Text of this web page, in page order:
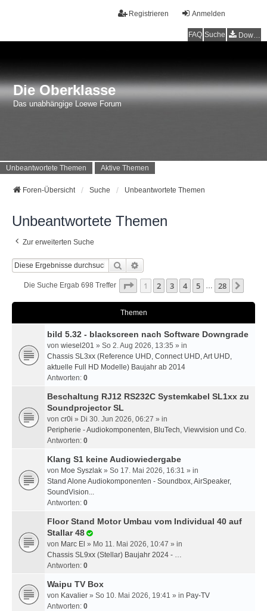
Anmelden
Registrieren
FAQ Suche Downloads
Die Oberklasse
Das unabhängige Loewe Forum
Unbeantwortete Themen Aktive Themen
Foren-Übersicht Suche Unbeantwortete Themen
Unbeantwortete Themen
Zur erweiterten Suche
Suche
Die Suche Ergab 698 Treffer Seite 1Von 28
1 2 3 4 5 … 28
Themen
bild 5.32 - blackscreen nach Software Downgrade
von wiesel201 » So 2. Aug 2026, 13:35 » in
Chassis SL3xx (Reference UHD, Connect UHD, Art UHD,
aktuelle Full HD Modelle) Baujahr ab 2014
Antworten: 0
Beschaltung RJ12 RS232C Systemkabel SL1xx zu
Soundprojector SL
von cr0i » Di 30. Jun 2026, 06:27 » in
Peripherie - Audiokomponenten, BluTech, Viewvision und Co.
Antworten: 0
Klang S1 keine Audiowiedergabe
von Moe Syszlak » So 17. Mai 2026, 16:31 » in
Stand Alone Audiokomponenten - Soundbox, AirSpeaker,
SoundVision...
Antworten: 0
Floor Stand Motor Umbau vom Individual 40 auf
Stallar 48
von Marc El » Mo 11. Mai 2026, 10:47 » in
Chassis SL9xx (Stellar) Baujahr 2024 - …
Antworten: 0
Waipu TV Box
von Kavalier » So 10. Mai 2026, 19:41 » in Pay-TV
Antworten: 0